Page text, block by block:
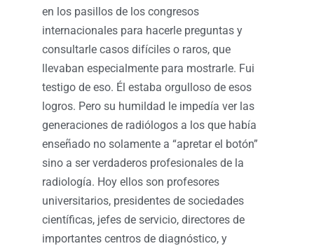
en los pasillos de los congresos
internacionales para hacerle preguntas y
consultarle casos difíciles o raros, que
llevaban especialmente para mostrarle. Fui
testigo de eso. Él estaba orgulloso de esos
logros. Pero su humildad le impedía ver las
generaciones de radiólogos a los que había
enseñado no solamente a “apretar el botón”
sino a ser verdaderos profesionales de la
radiología. Hoy ellos son profesores
universitarios, presidentes de sociedades
científicas, jefes de servicio, directores de
importantes centros de diagnóstico, y